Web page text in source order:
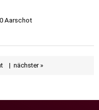
Aarschot
| nächster »